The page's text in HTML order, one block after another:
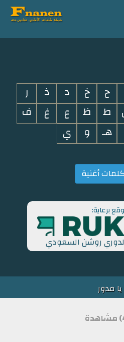
ح خ د ذ
ر
ط ظ ع غ
ف
هـ و ي
أغنية
برعاية:
لدوري روشن السعودي
مدور